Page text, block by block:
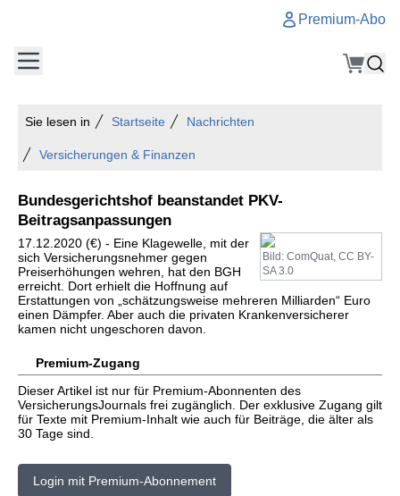
Premium-Abo
Sie lesen in Startseite Nachrichten
Versicherungen & Finanzen
Bundesgerichtshof beanstandet PKV-
Beitragsanpassungen
Bild: ComQuat, CC BY-
SA 3.0
17.12.2020 (€) - Eine Klagewelle, mit der
sich Versicherungsnehmer gegen
Preiserhöhungen wehren, hat den BGH
erreicht. Dort erhielt die Hoffnung auf
Erstattungen von „schätzungsweise mehreren Milliarden“ Euro
einen Dämpfer. Aber auch die privaten Krankenversicherer
kamen nicht ungeschoren davon.
Premium-Zugang
Dieser Artikel ist nur für Premium-Abonnenten des
VersicherungsJournals frei zugänglich. Der exklusive Zugang gilt
für Texte mit Premium-Inhalt wie auch für Beiträge, die älter als
30 Tage sind.
Login mit Premium-Abonnement